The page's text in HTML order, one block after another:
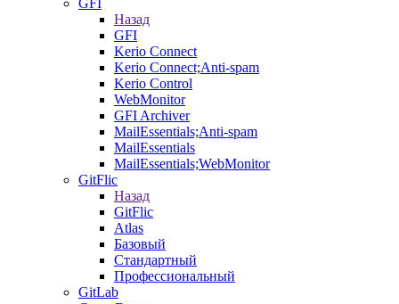
GFI
Назад
GFI
Kerio Connect
Kerio Connect;Anti-spam
Kerio Control
WebMonitor
GFI Archiver
MailEssentials;Anti-spam
MailEssentials
MailEssentials;WebMonitor
GitFlic
Назад
GitFlic
Atlas
Базовый
Стандартный
Профессиональный
GitLab